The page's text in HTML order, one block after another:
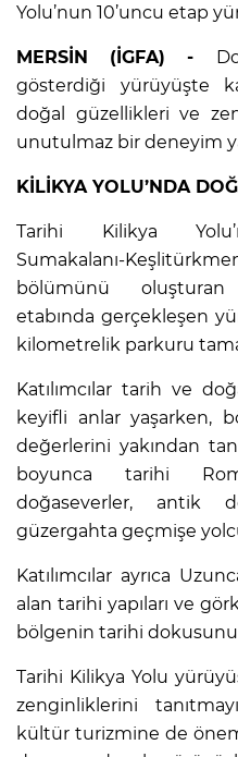
Yolu’nun 10’uncu etap
MERSİN (İGFA) -
gösterdiği yürüyüşte
doğal güzellikleri ve
unutulmaz bir deneyim
KİLİKYA YOLU’NDA
Tarihi Kilikya
Sumakalanı-
bölümünü oluşturan
etabında gerçekleşen
kilometrelik parkuru
Katılımcılar tarih ve
keyifli anlar yaşarken,
değerlerini yakından
boyunca tarihi
doğaseverler, antik
güzergahta geçmişe
Katılımcılar ayrıca
alan tarihi yapıları ve
bölgenin tarihi
Tarihi Kilikya Yolu
zenginliklerini
kültür turizmine de